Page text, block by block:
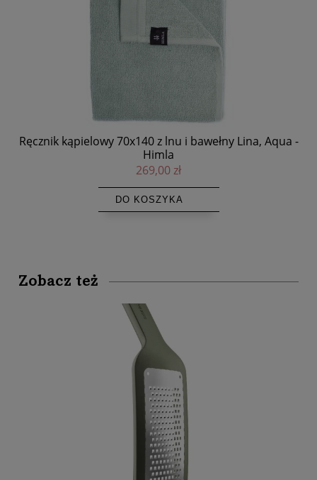
Ręcznik kąpielowy 70x140 z lnu i bawełny Lina, Aqua -
Himla
269,00 zł
DO KOSZYKA
Zobacz też